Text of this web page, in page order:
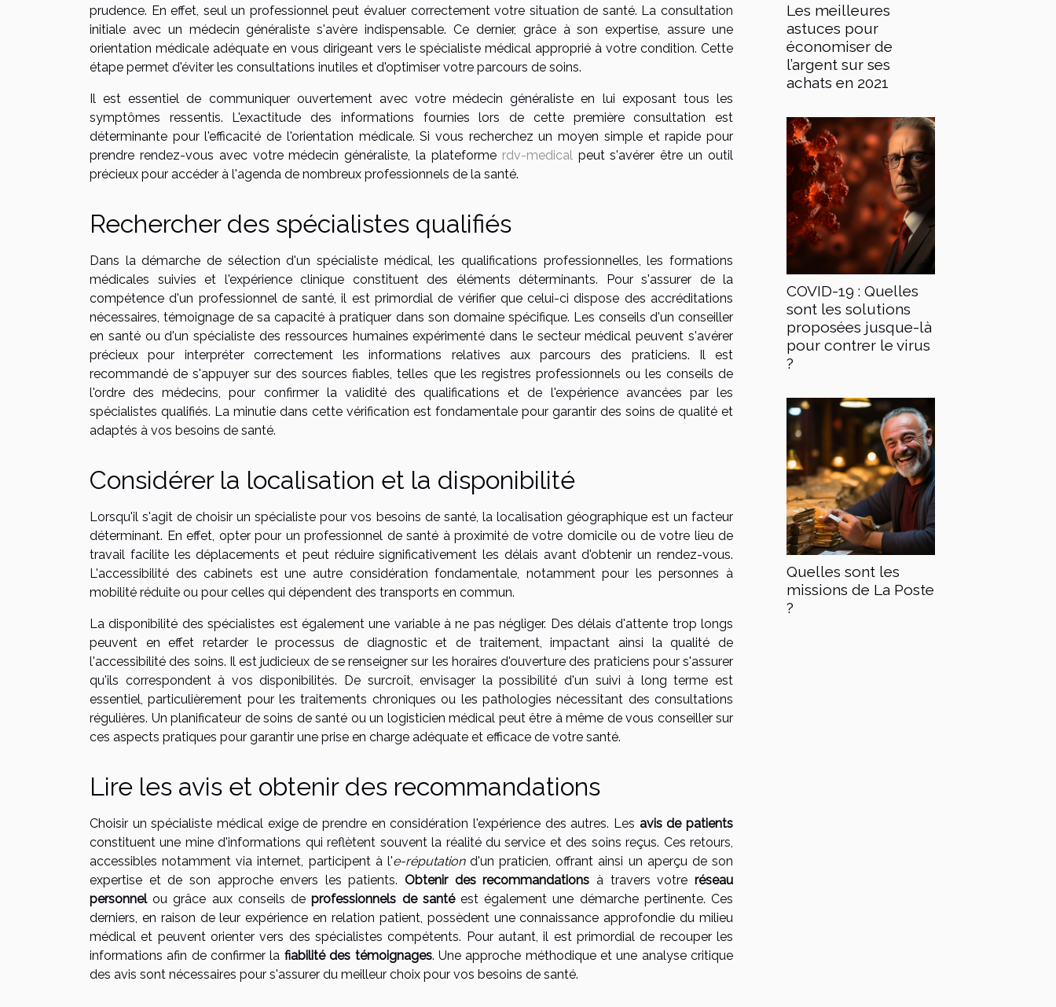
prudence. En effet, seul un professionnel peut évaluer correctement votre situation de santé. La consultation
initiale avec un médecin généraliste s'avère indispensable. Ce dernier, grâce à son expertise, assure une
orientation médicale adéquate en vous dirigeant vers le spécialiste médical approprié à votre condition. Cette
étape permet d'éviter les consultations inutiles et d'optimiser votre parcours de soins.
Il est essentiel de communiquer ouvertement avec votre médecin généraliste en lui exposant tous les
symptômes ressentis. L'exactitude des informations fournies lors de cette première consultation est
déterminante pour l'efficacité de l'orientation médicale. Si vous recherchez un moyen simple et rapide pour
prendre rendez-vous avec votre médecin généraliste, la plateforme rdv-medical peut s'avérer être un outil
précieux pour accéder à l'agenda de nombreux professionnels de la santé.
Rechercher des spécialistes qualifiés
Dans la démarche de sélection d'un spécialiste médical, les qualifications professionnelles, les formations
médicales suivies et l'expérience clinique constituent des éléments déterminants. Pour s'assurer de la
compétence d'un professionnel de santé, il est primordial de vérifier que celui-ci dispose des accréditations
nécessaires, témoignage de sa capacité à pratiquer dans son domaine spécifique. Les conseils d'un conseiller
en santé ou d'un spécialiste des ressources humaines expérimenté dans le secteur médical peuvent s'avérer
précieux pour interpréter correctement les informations relatives aux parcours des praticiens. Il est
recommandé de s'appuyer sur des sources fiables, telles que les registres professionnels ou les conseils de
l'ordre des médecins, pour confirmer la validité des qualifications et de l'expérience avancées par les
spécialistes qualifiés. La minutie dans cette vérification est fondamentale pour garantir des soins de qualité et
adaptés à vos besoins de santé.
Considérer la localisation et la disponibilité
Lorsqu'il s'agit de choisir un spécialiste pour vos besoins de santé, la localisation géographique est un facteur
déterminant. En effet, opter pour un professionnel de santé à proximité de votre domicile ou de votre lieu de
travail facilite les déplacements et peut réduire significativement les délais avant d'obtenir un rendez-vous.
L'accessibilité des cabinets est une autre considération fondamentale, notamment pour les personnes à
mobilité réduite ou pour celles qui dépendent des transports en commun.
La disponibilité des spécialistes est également une variable à ne pas négliger. Des délais d'attente trop longs
peuvent en effet retarder le processus de diagnostic et de traitement, impactant ainsi la qualité de
l'accessibilité des soins. Il est judicieux de se renseigner sur les horaires d'ouverture des praticiens pour s'assurer
qu'ils correspondent à vos disponibilités. De surcroît, envisager la possibilité d'un suivi à long terme est
essentiel, particulièrement pour les traitements chroniques ou les pathologies nécessitant des consultations
régulières. Un planificateur de soins de santé ou un logisticien médical peut être à même de vous conseiller sur
ces aspects pratiques pour garantir une prise en charge adéquate et efficace de votre santé.
Lire les avis et obtenir des recommandations
Choisir un spécialiste médical exige de prendre en considération l'expérience des autres. Les avis de patients
constituent une mine d'informations qui reflètent souvent la réalité du service et des soins reçus. Ces retours,
accessibles notamment via internet, participent à l'e-réputationd'un praticien, offrant ainsi un aperçu de son
expertise et de son approche envers les patients.Obtenir des recommandations à travers votreréseau
personnelou grâce aux conseils deprofessionnels de santéest également une démarche pertinente. Ces
derniers, en raison de leur expérience en relation patient, possèdent une connaissance approfondie du milieu
médical et peuvent orienter vers des spécialistes compétents. Pour autant, il est primordial de recouper les
informations afin de confirmer la fiabilité des témoignages. Une approche méthodique et une analyse critique
des avis sont nécessaires pour s'assurer du meilleur choix pour vos besoins de santé.
Les meilleures
astuces pour
économiser de
l’argent sur ses
achats en 2021
COVID-19 : Quelles
sont les solutions
proposées jusque-là
pour contrer le virus
?
Quelles sont les
missions de La Poste
?